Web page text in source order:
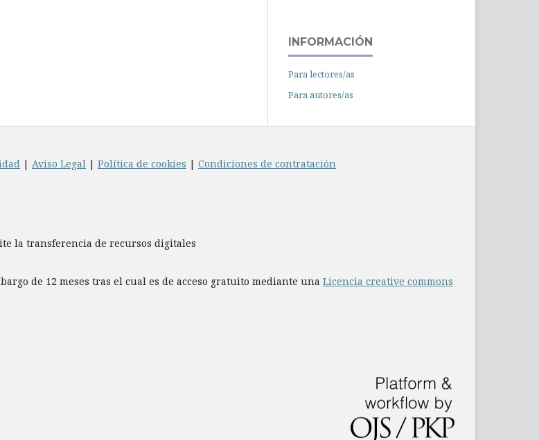
INFORMACIÓN
Para lectores/as
Para autores/as
| Aviso Legal | Política de cookies | Condiciones de contratación
la transferencia de recursos digitales
de 12 meses tras el cual es de acceso gratuito mediante una Licencia creative commons